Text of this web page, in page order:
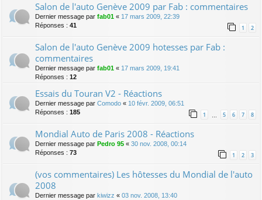
Salon de l'auto Genève 2009 par Fab : commentaires
Dernier message par fab01 « 17 mars 2009, 22:39
Réponses : 41 1 2
Salon de l'auto Genève 2009 hotesses par Fab :
commentaires
Dernier message par fab01 « 17 mars 2009, 19:41
Réponses : 12
Essais du Touran V2 - Réactions
Dernier message par Comodo « 10 févr. 2009, 06:51
Réponses : 185 1 … 5 6 7 8
Mondial Auto de Paris 2008 - Réactions
Dernier message par Pedro 95 « 30 nov. 2008, 00:14
Réponses : 73 1 2 3
(vos commentaires) Les hôtesses du Mondial de l'auto
2008
Dernier message par kiwizz « 03 nov. 2008, 13:40